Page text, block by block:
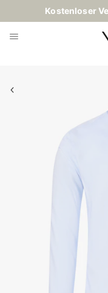
Kostenloser